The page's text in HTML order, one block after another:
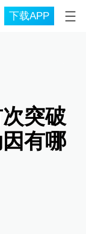
下载APP
突破
有哪